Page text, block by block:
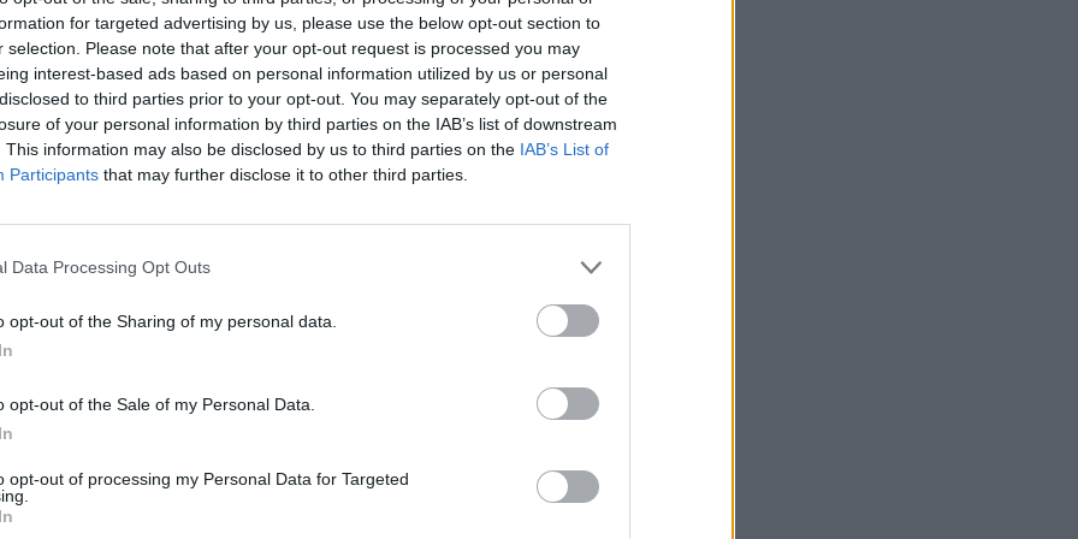
for targeted advertising by us, please use the below opt-out section to
selection. Please note that after your opt-out request is processed you may
interest-based ads based on personal information utilized by us or personal
to third parties prior to your opt-out. You may separately opt-out of the
of your personal information by third parties on the IAB’s list of downstream
This information may also be disclosed by us to third parties on the IAB’s List of
Participants that may further disclose it to other third parties.
Data Processing Opt Outs
opt-out of the Sharing of my personal data.
opt-out of the Sale of my Personal Data.
opt-out of processing my Personal Data for Targeted
05:57 @06-10-2017
SHOWBIZ
Άμλετ: Έρχεται με πρωταγωνιστές τον
Τάσο Ιορδανίδη και την Πέμυ Ζούνη!
02:10 @03-02-2017
Κι όμως πήγε έτσι για να δει Άμλετ
08:00